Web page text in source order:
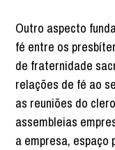
Outro aspecto
fé entre os
de fraternidade
relações de fé ao
as reuniões do
assembleias
a empresa,